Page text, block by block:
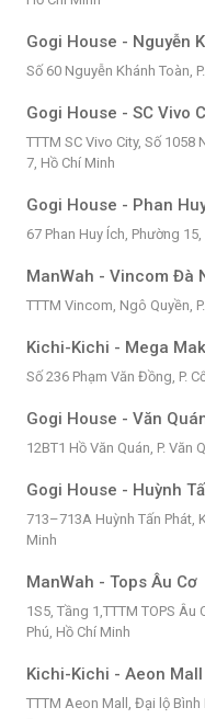
Gogi House - Nguyễn
Số 60 Nguyễn Khánh Toàn,
Gogi House - SC Vivo
TTTM SC Vivo City, Số 1058
7, Hồ Chí Minh
Gogi House - Phan
67 Phan Huy Ích, Phường
ManWah - Vincom Đà
TTTM Vincom, Ngô Quyền,
Kichi-Kichi - Mega
Số 236 Phạm Văn Đồng, P.
Gogi House - Văn
12BT1 Hồ Văn Quán, P. Văn
Gogi House - Huỳnh
713–713A Huỳnh Tấn Phát,
Minh
ManWah - Tops Âu Cơ
1S5, Tầng 1,TTTM TOPS Âu
Phú, Hồ Chí Minh
Kichi-Kichi - Aeon Mall
TTTM Aeon Mall, Đại lộ Bình